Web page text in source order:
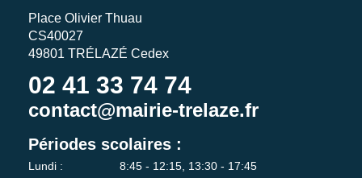
Place Olivier Thuau
CS40027
49801 TRÉLAZÉ Cedex
02 41 33 74 74
contact@mairie-trelaze.fr
Périodes scolaires :
Lundi :
8:45 - 12:15, 13:30 - 17:45